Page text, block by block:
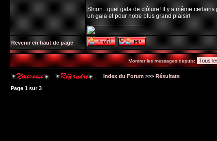
SInon...quel gala de clôture! Il y a même
un gala et pour notre plus grand plaisir!
_________________
Revenir en haut de page
Montrer les messages depuis:
Index du Forum >>> Résultats
Page 1 sur3